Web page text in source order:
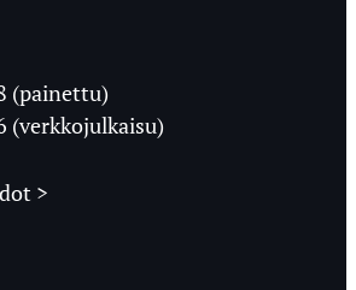
(painettu)
(verkkojulkaisu)
>